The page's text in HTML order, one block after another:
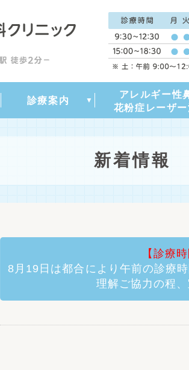
診療案内
診療内容一覧
中耳炎について
アレルギー性鼻炎・花粉症
副鼻腔炎（蓄膿症）
鼻中隔湾曲症
いびき・睡眠時無呼吸症候
群
喉（のど）の病気
めまい・耳鳴り
アレルギー性
花粉症レーザ
新着情報
【診療
8月19日は都合により午前の診療
理解ご協力の程